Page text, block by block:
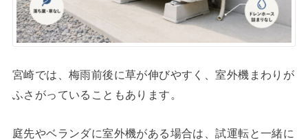
宮崎では、梅雨前後に草が伸びやすく、室外機まわりが
ふさがっていることもあります。
庭先やベランダに室外機がある場合は、試運転と一緒に